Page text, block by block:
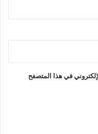
في هذا المتصفح